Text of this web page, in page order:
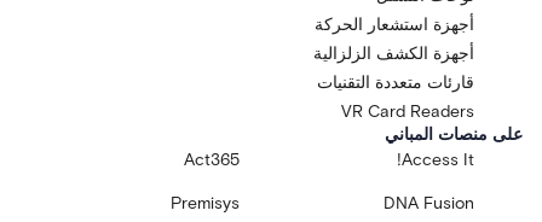
أجهزة استشعار الحركة
أجهزة الكشف الزلزالية
قارئات متعددة التقنيات
VR Card Readers
على منصات المباني
Access It!
Act365
DNA Fusion
Premisys